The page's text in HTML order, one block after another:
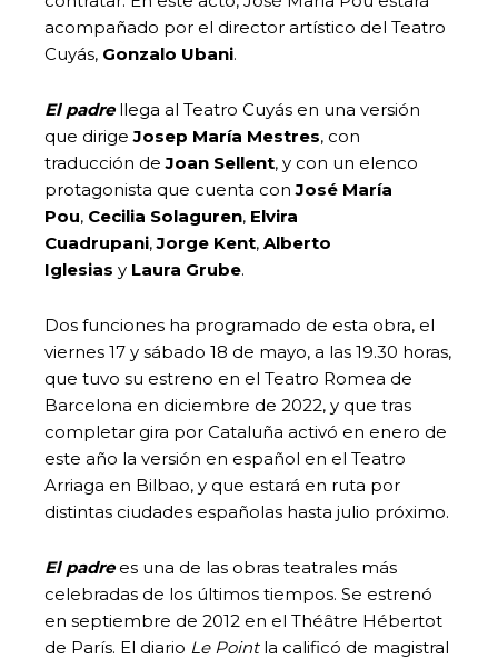
acompañado por el director artístico del Teatro
Cuyás, Gonzalo Ubani.
El padrellega al Teatro Cuyás en una versión
que dirigeJosep María Mestres, con
traducción deJoan Sellent, y con un elenco
protagonista que cuenta conJosé María
Pou, Cecilia Solaguren, Elvira
Cuadrupani,Jorge Kent, Alberto
Iglesias y Laura Grube.
Dos funciones ha programado de esta obra, el
viernes 17 y sábado 18 de mayo, a las 19.30 horas,
que tuvo su estreno en el Teatro Romea de
Barcelona en diciembre de 2022, y que tras
completar gira por Cataluña activó en enero de
este año la versión en español en el Teatro
Arriaga en Bilbao, y que estará en ruta por
distintas ciudades españolas hasta julio próximo.
El padrees una de las obras teatrales más
celebradas de los últimos tiempos. Se estrenó
en septiembre de 2012 en el Théâtre Hébertot
de París. El diario Le Pointla calificó de magistral